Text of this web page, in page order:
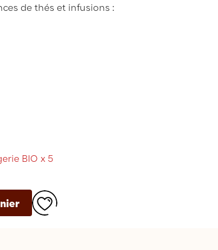
de thés et infusions :
BIO x 5